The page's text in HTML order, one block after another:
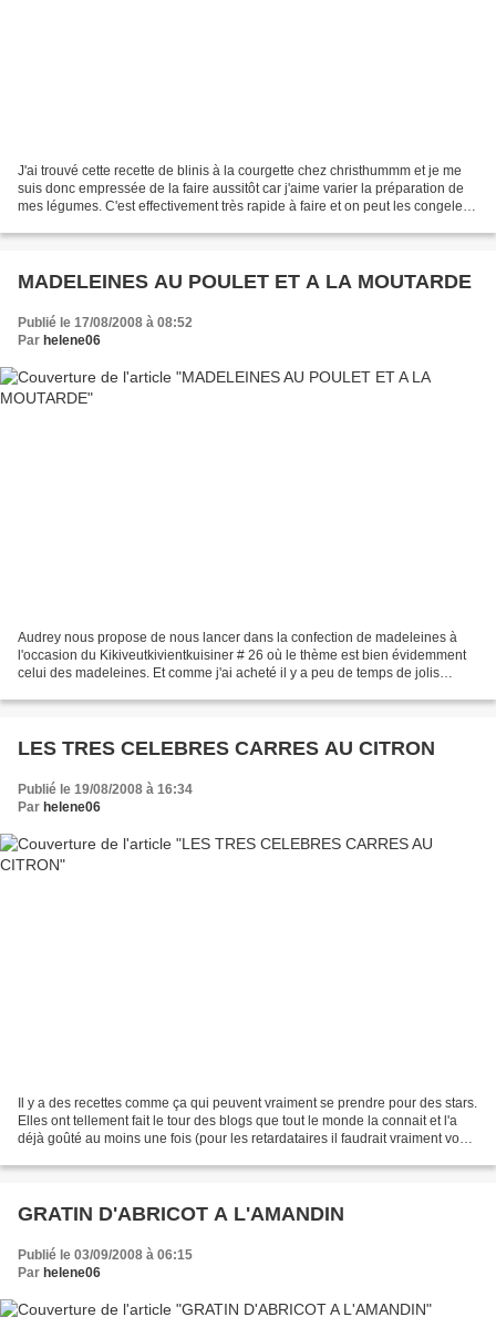
J'ai trouvé cette recette de blinis à la courgette chez christhummm et je me
suis donc empressée de la faire aussitôt car j'aime varier la préparation de
mes légumes. C'est effectivement très rapide à faire et on peut les congeler
MADELEINES AU POULET ET A LA MOUTARDE
Publié le 17/08/2008 à 08:52
Par helene06
Audrey nous propose de nous lancer dans la confection de madeleines à
l'occasion du Kikiveutkivientkuisiner # 26 où le thème est bien évidemment
celui des madeleines. Et comme j'ai acheté il y a peu de temps de jolis
LES TRES CELEBRES CARRES AU CITRON
Publié le 19/08/2008 à 16:34
Par helene06
Il y a des recettes comme ça qui peuvent vraiment se prendre pour des stars.
Elles ont tellement fait le tour des blogs que tout le monde la connait et l'a
déjà goûté au moins une fois (pour les retardataires il faudrait vraiment vous
GRATIN D'ABRICOT A L'AMANDIN
Publié le 03/09/2008 à 06:15
Par helene06